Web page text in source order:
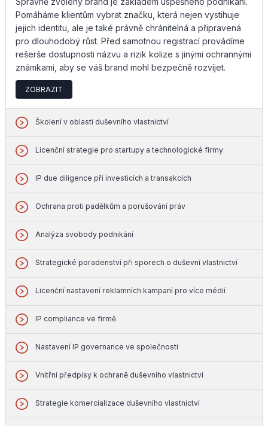
Pomáháme klientům vybrat značku, která nejen vystihuje
jejich identitu, ale je také právně chránitelná a připravená
pro dlouhodobý růst. Před samotnou registrací provádíme
rešerše dostupnosti názvu a rizik kolize s jinými ochrannými
známkami, aby se váš brand mohl bezpečně rozvíjet.
ZOBRAZIT
Školení v oblasti duševního vlastnictví
Licenční strategie pro startupy a technologické firmy
IP due diligence při investicích a transakcích
Ochrana proti padělkům a porušování práv
Analýza svobody podnikání
Strategické poradenství při sporech o duševní vlastnictví
Licenční nastavení reklamních kampaní pro více médií
IP compliance ve firmě
Nastavení IP governance ve společnosti
Vnitřní předpisy k ochraně duševního vlastnictví
Strategie komercializace duševního vlastnictví